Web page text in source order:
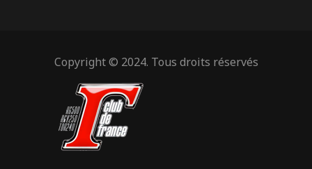
Copyright © 2024. Tous droits réservés